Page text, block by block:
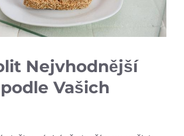
Nejvhodnější
Vašich